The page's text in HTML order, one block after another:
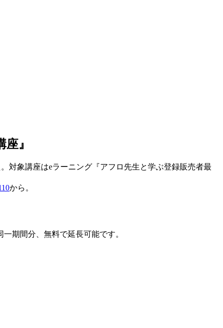
』
対象講座はeラーニング『アフロ先生と学ぶ登録販売者最
から。
期間分、無料で延長可能です。